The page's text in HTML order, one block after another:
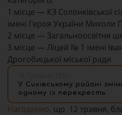
1 місце — КЗ Солонківської
імені Героя України Миколи
2 місце — Загальноосвітня
3 місце — Ліцей № 1 імені
Дрогобицької міської ради
У Сихівському районі
одному із перехресть
Нагадаємо, що 12 травня,